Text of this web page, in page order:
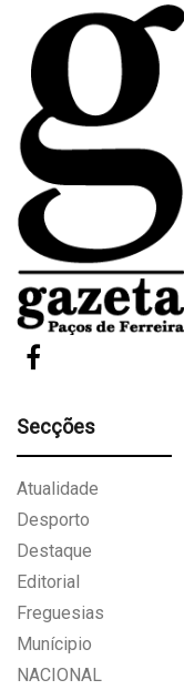
Secções
Atualidade
Desporto
Destaque
Editorial
Freguesias
Munícipio
NACIONAL